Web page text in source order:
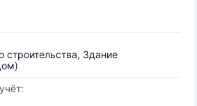
строительства, Здание